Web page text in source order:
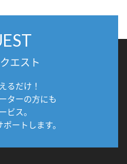
エスト
るだけ！
ターの方にも
ビス。
ートします。